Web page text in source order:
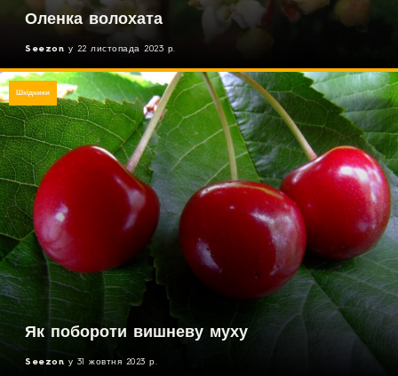
Оленка волохата
Seezon у 22 листопада 2023 р.
Як побороти вишневу муху
Seezon у 31 жовтня 2023 р.
Шкідники